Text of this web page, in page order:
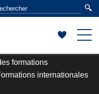
formations
internationales